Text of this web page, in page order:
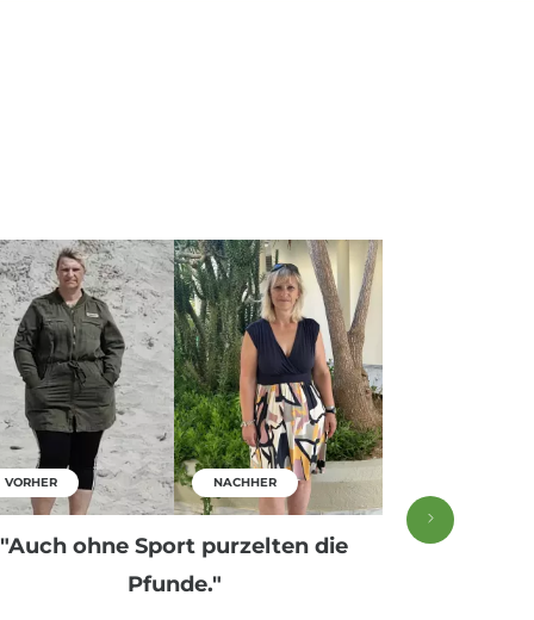
VORHER NACHHER
"Auch ohne Sport purzelten die
Pfunde."
"Alle